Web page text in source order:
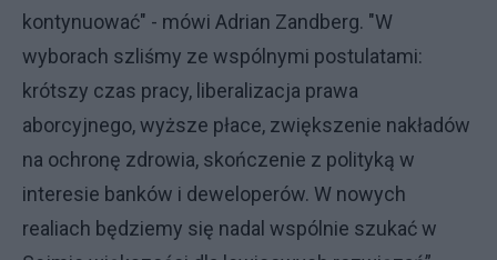
kontynuować" - mówi Adrian Zandberg. "W
wyborach szliśmy ze wspólnymi postulatami:
krótszy czas pracy, liberalizacja prawa
aborcyjnego, wyższe płace, zwiększenie nakładów
na ochronę zdrowia, skończenie z polityką w
interesie banków i deweloperów. W nowych
realiach będziemy się nadal wspólnie szukać w